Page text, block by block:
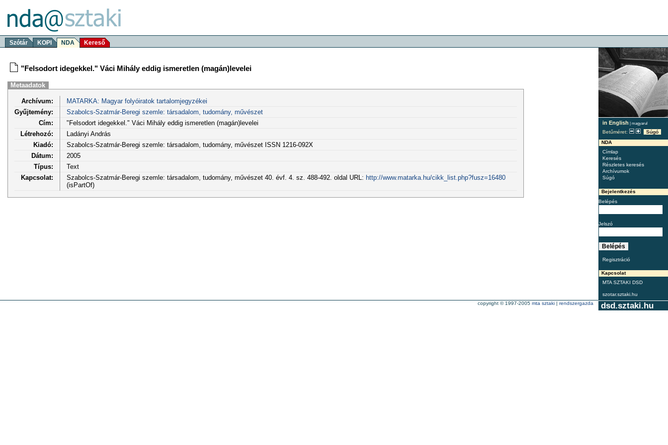
Szótár KOPI NDA Kereső
in English | magyarul
Betűméret:
Súgó
NDA
Címlap
Keresés
Részletes keresés
Archívumok
Súgó
Bejelentkezés
Belépés
Jelszó
Regisztráció
Kapcsolat
MTA SZTAKI DSD
szotar.sztaki.hu
"Felsodort idegekkel." Váci Mihály eddig ismeretlen (magán)levelei
Metaadatok
Archívum:
MATARKA: Magyar folyóiratok tartalomjegyzékei
Gyűjtemény:
Szabolcs-Szatmár-Beregi szemle: társadalom, tudomány, művészet
Cím:
"Felsodort idegekkel." Váci Mihály eddig ismeretlen (magán)levelei
Létrehozó:
Ladányi András
Kiadó:
Szabolcs-Szatmár-Beregi szemle: társadalom, tudomány, művészet ISSN 1216-092X
Dátum:
2005
Típus:
Text
Kapcsolat:
Szabolcs-Szatmár-Beregi szemle: társadalom, tudomány, művészet 40. évf. 4. sz. 488-492. oldal URL: http://www.matarka.hu/cikk_list.php?fusz=16480
(isPartOf)
dsd.sztaki.hu
copyright © 1997-2005 mta sztaki | rendszergazda